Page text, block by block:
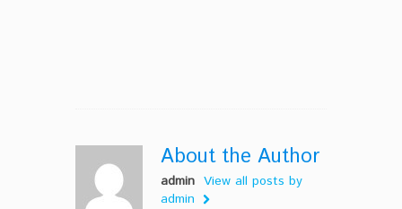
About the Author
admin View all posts by
admin